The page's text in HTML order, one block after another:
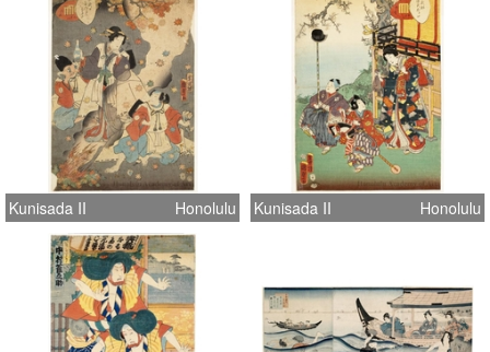
Kunisada II Honolulu Kunisada II Honolulu